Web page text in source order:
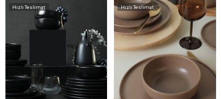
Hızlı Teslimat Hızlı Teslimat